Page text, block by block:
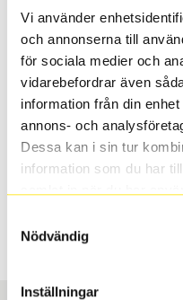
Vi använder
och annonserna till
för sociala medier och
vidarebefordrar även
information från din
annons- och
Dessa kan i sin tur
information som du har
Nödvändig
Inställningar
Ange
valt passar din
sättas på dina befintliga
gång så att däck och
Ibland kan fälgen ha
inte vara samma
fabrik.
S